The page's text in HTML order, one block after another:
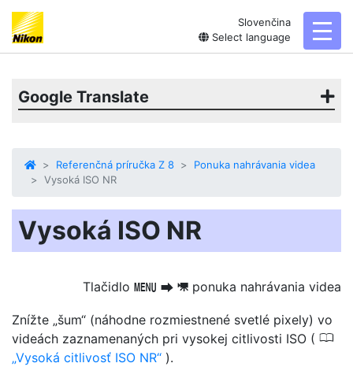
Slovenčina
Select language
Google Translate
Referenčná príručka Z 8
Ponuka nahrávania videa
Vysoká ISO NR
Vysoká ISO NR
Tlačidlo G U 1 ponuka nahrávania videa
Znížte „šum“ (náhodne rozmiestnené svetlé pixely) vo
videách zaznamenaných pri vysokej citlivosti ISO ( 0
Vysoká citlivosť ISO NR ).